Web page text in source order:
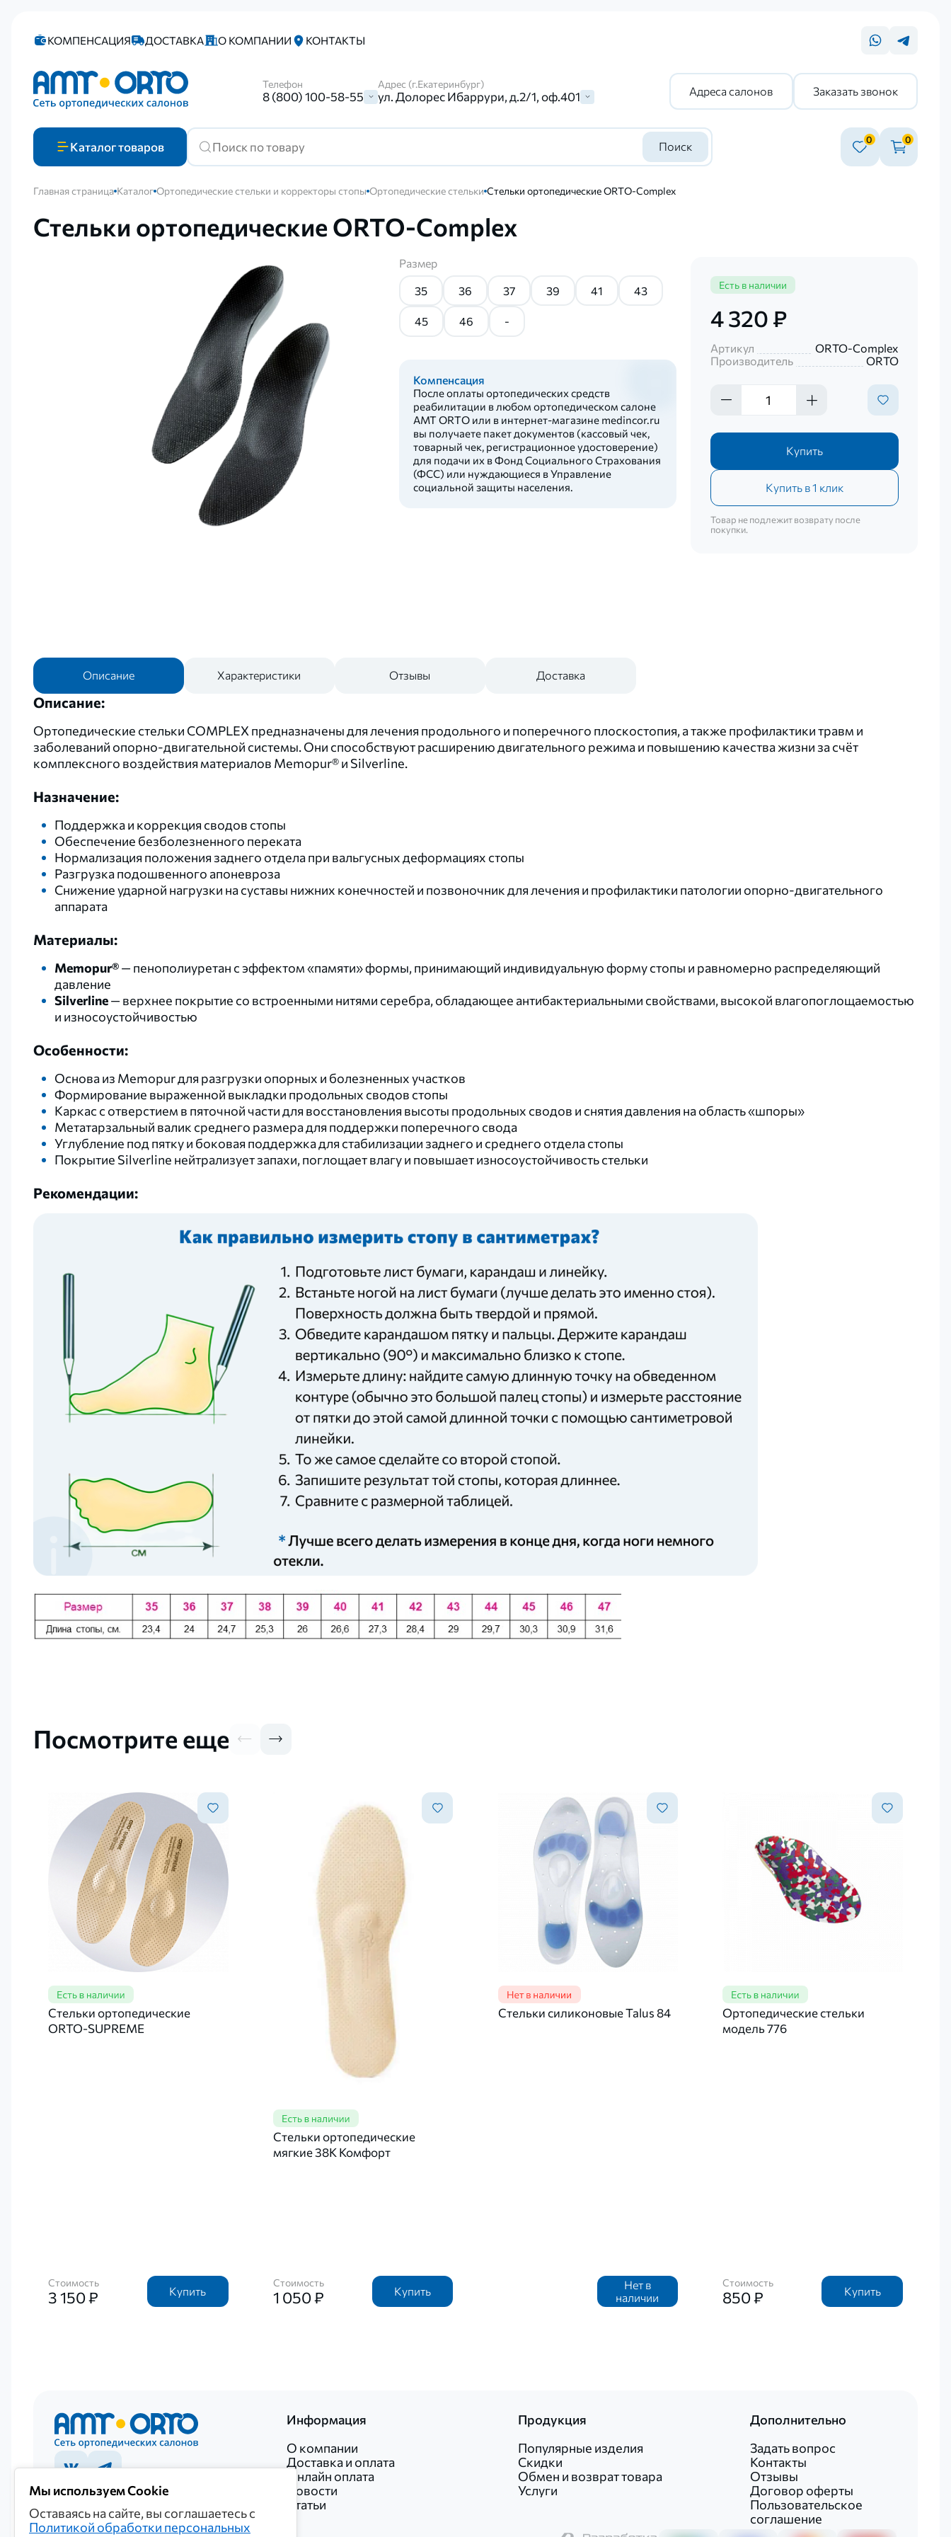
КОМПЕНСАЦИЯ ДОСТАВКА О КОМПАНИИ КОНТАКТЫ
Телефон
8 (800) 100-58-55
Адрес (г.Екатеринбург)
ул. Долорес Ибаррури, д.2/1, оф.401 Адреса салонов Заказать звонок
Каталогтоваров Поиск
0 0
Главная страница Каталог Ортопедические стельки и корректоры стопы Ортопедические стельки Стельки ортопедические ORTO-Complex
Стельки ортопедические ORTO-Complex
Размер
35 36 37 39 41 43
45 46 -
Компенсация
После оплаты ортопедических средств
реабилитации в любом ортопедическом салоне
AMT ORTO или в интернет-магазине medincor.ru
вы получаете пакет документов (кассовый чек,
товарный чек, регистрационное удостоверение)
для подачи их в Фонд Социального Страхования
(ФСС) или нуждающиеся в Управление
социальной защиты населения.
Есть в наличии
4 320 ₽
Артикул
ORTO-Complex
Производитель
ORTO
Купить
Купить в 1 клик
Товар не подлежит возврату после
покупки.
Описание Характеристики Отзывы Доставка
Описание:
Ортопедические стельки COMPLEX предназначены для лечения продольного и поперечного плоскостопия, а также профилактики травм и
заболеваний опорно-двигательной системы. Они способствуют расширению двигательного режима и повышению качества жизни за счёт
комплексного воздействия материалов Memopur® и Silverline.
Назначение:
Поддержка и коррекция сводов стопы
Обеспечение безболезненного переката
Нормализация положения заднего отдела при вальгусных деформациях стопы
Разгрузка подошвенного апоневроза
Снижение ударной нагрузки на суставы нижних конечностей и позвоночник для лечения и профилактики патологии опорно-двигательного
аппарата
Материалы:
Memopur®— пенополиуретан с эффектом «памяти» формы, принимающий индивидуальную форму стопы и равномерно распределяющий
давление
Silverline— верхнее покрытие со встроенными нитями серебра, обладающее антибактериальными свойствами, высокой влагопоглощаемостью
и износоустойчивостью
Особенности:
Основа из Memopur для разгрузки опорных и болезненных участков
Формирование выраженной выкладки продольных сводов стопы
Каркас с отверстием в пяточной части для восстановления высоты продольных сводов и снятия давления на область «шпоры»
Метатарзальный валик среднего размера для поддержки поперечного свода
Углубление под пятку и боковая поддержка для стабилизации заднего и среднего отдела стопы
Покрытие Silverline нейтрализует запахи, поглощает влагу и повышает износоустойчивость стельки
Рекомендации:
Посмотрите еще
Стельки ортопедические
ORTO-SUPREME
Стоимость
3 150 ₽ Купить
Стельки ортопедические
мягкие 38К Комфорт
Стоимость
1 050 ₽ Купить
Стельки силиконовые Talus 84
Нет в
наличии
Ортопедические стельки
модель 776
Стоимость
850 ₽ Купить
+7 922 027-20-52
+7 922 027-20-52
Информация
О компании
Доставка и оплата
Онлайн оплата
Новости
Статьи
Продукция
Популярные изделия
Скидки
Обмен и возврат товара
Услуги
Дополнительно
Задать вопрос
Контакты
Отзывы
Договор оферты
Пользовательское
соглашение
Мы используем Cookie
Оставаясь на сайте, вы соглашаетесь с
Политикой обработки персональных